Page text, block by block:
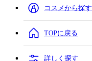
コスメから探す
TOPに戻る
詳しく探す